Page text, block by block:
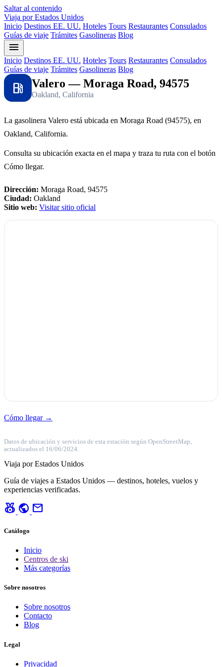
Saltar al contenido
Viaja por Estados Unidos
Inicio Destinos EE. UU. Hoteles Tours Restaurantes Consulados
Guías de viaje Trámites Gasolineras Blog
menu
Inicio Destinos EE. UU. Hoteles Tours Restaurantes Consulados
Guías de viaje Trámites Gasolineras Blog
local_gas_station Valero — Moraga Road, 94575
Oakland, California
La gasolinera Valero está ubicada en Moraga Road (94575), en
Oakland, California.
Consulta su ubicación exacta en el mapa y traza tu ruta con el botón
Cómo llegar.
Dirección: Moraga Road, 94575
Ciudad: Oakland
Sitio web: Visitar sitio oficial
Cómo llegar →
Datos de ubicación y servicios de esta estación según OpenStreetMap,
actualizados el 16/06/2024.
Viaja por Estados Unidos
Guía de viajes a Estados Unidos — destinos, hoteles, vuelos y
experiencias verificadas.
social_leaderboard public mail
Catálogo
Inicio
Centros de ski
Más categorías
Sobre nosotros
Sobre nosotros
Contacto
Blog
Legal
Privacidad